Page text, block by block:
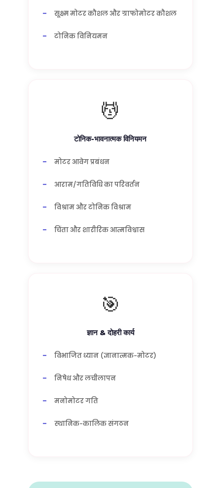
सूक्ष्म मोटर कौशल और ग्राफोमोटर कौशल
टोनिक विनियमन
💆
टोनिक-भावनात्मक विनियमन
मोटर आवेग प्रबंधन
आराम/गतिविधि का परिवर्तन
विश्राम और टोनिक विश्राम
चिंता और शारीरिक आत्मविश्वास
🎯
ज्ञान & दोहरी कार्य
विभाजित ध्यान (ज्ञानात्मक-मोटर)
निषेध और लचीलापन
मनोमोटर गति
स्थानिक-कालिक संगठन